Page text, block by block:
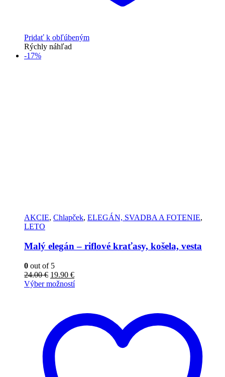
Pridať k obľúbeným
Rýchly náhľad
-17%
AKCIE, Chlapček, ELEGÁN, SVADBA A FOTENIE,
LETO
Malý elegán – riflové kraťasy, košela, vesta
0 out of 5
24.00€ 19.90 €
Výber možností